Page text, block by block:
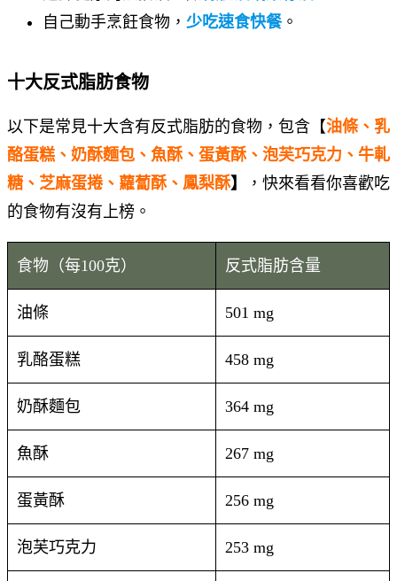
自己動手烹飪食物， 少吃速食快餐。
十大反式脂肪食物
以下是常見十大含有反式脂肪的食物，包含【油條、乳
酪蛋糕、奶酥麵包、魚酥、蛋黃酥、泡芙巧克力、牛軋
糖、芝麻蛋捲、蘿蔔酥、鳳梨酥】
，快來看看你喜歡吃
的食物有沒有上榜。
食物（每100克） 反式脂肪含量
油條 501 mg
乳酪蛋糕 458 mg
奶酥麵包 364 mg
魚酥 267 mg
蛋黃酥 256 mg
泡芙巧克力 253 mg